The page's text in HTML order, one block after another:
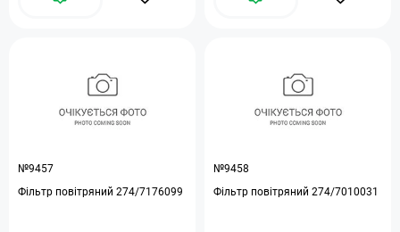
№9457
Фільтр повітряний 274/7176099
№9458
Фільтр повітряний 274/7010031